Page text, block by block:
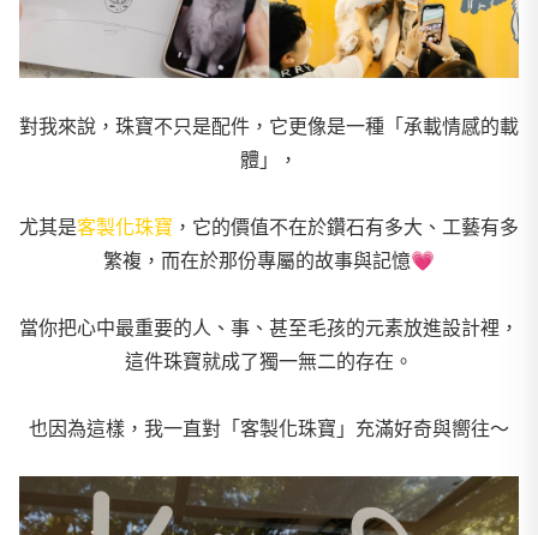
對我來說，珠寶不只是配件，它更像是一種「承載情感的載
體」，
尤其是客製化珠寶 ，它的價值不在於鑽石有多大、工藝有多
繁複， 而在於那份專屬的故事與記憶💗
當你把心中最重要的人、事、甚至毛孩的元素放進設計裡，
這件珠寶就成了獨一無二的存在。
也因為這樣，我一直對「客製化珠寶」充滿好奇與嚮往～